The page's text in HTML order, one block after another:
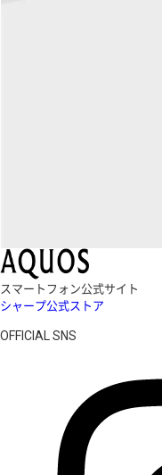
スマートフォン公式サイト
シャープ公式ストア
OFFICIAL SNS